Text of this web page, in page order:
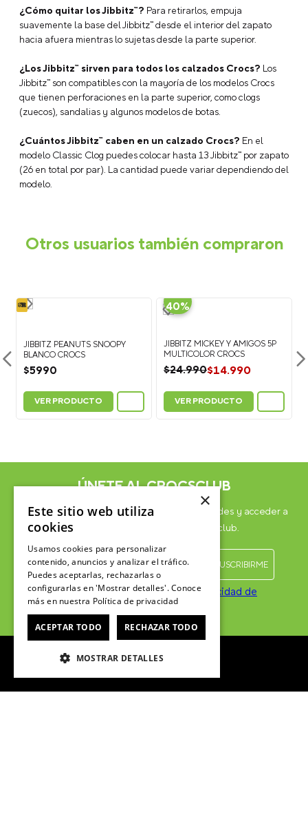
presiona la base del charm a través del agujero del calzado
Crocs hasta que quede fijo.
suavemente la base del Jibbitz™ desde el interior del zapato
hacia afuera mientras lo sujetas desde la parte superior.
¿Los Jibbitz™ sirven para todos los calzados Crocs?
que tienen perforaciones en la parte superior, como clogs
(zuecos), sandalias y algunos modelos de botas.
¿Cuántos Jibbitz™ caben en un calzado Crocs?
JIBBITZ PEANUTS SNOOPY
BLANCO CROCS
-
40%
MULTICOLOR CROCS
$ 24.990$14.990
ÚNETE AL CROCSCLUB
Suscríbete para formar parte, recibir novedades y acceder a
contenido exclusivo para el Crocsclub.
He leído y acepto lasPolíticas de privacidad de
marketing *
×
Este sitio web utiliza
cookies
Usamos cookies para personalizar
contenido, anuncios y analizar el tráfico.
Puedes aceptarlas, rechazarlas o
configurarlas en 'Mostrar detalles'. Conoce
más en nuestra Política de privacidad
ACEPTAR TODO RECHAZAR TODO
MOSTRAR DETALLES